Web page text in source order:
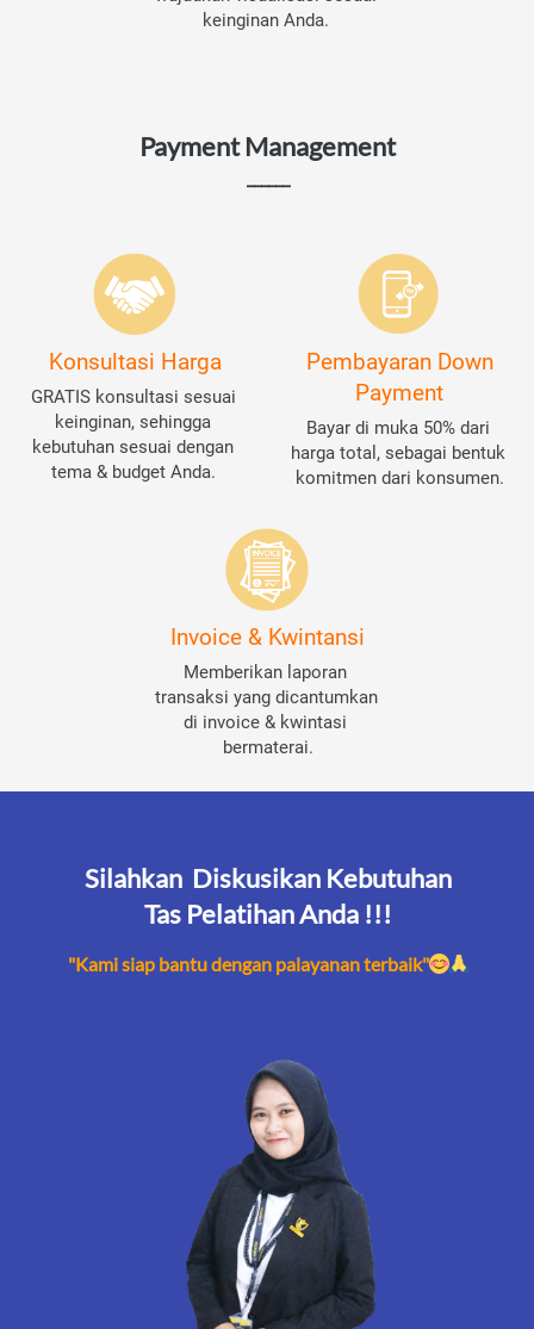
keinginan Anda.
Payment Management
Konsultasi Harga
GRATIS konsultasi sesuai
keinginan, sehingga
kebutuhan sesuai dengan
tema & budget Anda.
Pembayaran Down
Payment
Bayar di muka 50% dari
harga total, sebagai bentuk
komitmen dari konsumen.
Invoice & Kwintansi
Memberikan laporan
transaksi yang dicantumkan
di invoice & kwintasi
bermaterai.
Silahkan  Diskusikan Kebutuhan
Tas Pelatihan Anda !!!
"Kami siap bantu dengan palayanan terbaik"